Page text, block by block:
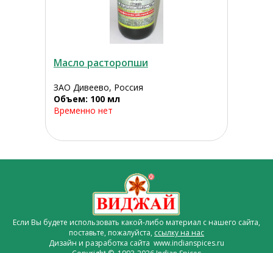
Масло расторопши
ЗАО Дивеево, Россия
Объем: 100 мл
Временно нет
Если Вы будете использовать какой-либо материал с нашего сайта,
поставьте, пожалуйста, ссылку на нас
Дизайн и разработка сайта www.indianspices.ru